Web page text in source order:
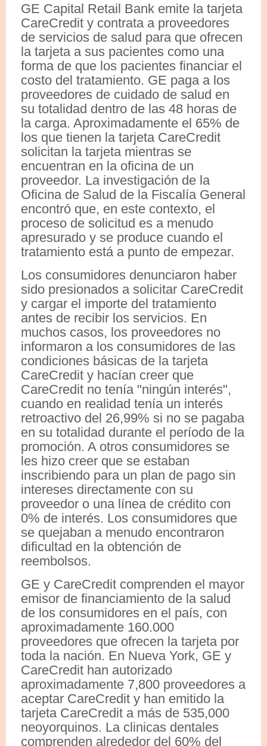
GE Capital Retail Bank emite la tarjeta
CareCredit y contrata a proveedores
de servicios de salud para que ofrecen
la tarjeta a sus pacientes como una
forma de que los pacientes financiar el
costo del tratamiento. GE paga a los
proveedores de cuidado de salud en
su totalidad dentro de las 48 horas de
la carga. Aproximadamente el 65% de
los que tienen la tarjeta CareCredit
solicitan la tarjeta mientras se
encuentran en la oficina de un
proveedor. La investigación de la
Oficina de Salud de la Fiscalía General
encontró que, en este contexto, el
proceso de solicitud es a menudo
apresurado y se produce cuando el
tratamiento está a punto de empezar.
Los consumidores denunciaron haber
sido presionados a solicitar CareCredit
y cargar el importe del tratamiento
antes de recibir los servicios. En
muchos casos, los proveedores no
informaron a los consumidores de las
condiciones básicas de la tarjeta
CareCredit y hacían creer que
CareCredit no tenía "ningún interés",
cuando en realidad tenía un interés
retroactivo del 26,99% si no se pagaba
en su totalidad durante el período de la
promoción. A otros consumidores se
les hizo creer que se estaban
inscribiendo para un plan de pago sin
intereses directamente con su
proveedor o una línea de crédito con
0% de interés. Los consumidores que
se quejaban a menudo encontraron
dificultad en la obtención de
reembolsos.
GE y CareCredit comprenden el mayor
emisor de financiamiento de la salud
de los consumidores en el país, con
aproximadamente 160.000
proveedores que ofrecen la tarjeta por
toda la nación. En Nueva York, GE y
CareCredit han autorizado
aproximadamente 7,800 proveedores a
aceptar CareCredit y han emitido la
tarjeta CareCredit a más de 535,000
neoyorquinos. La clinicas dentales
comprenden alrededor del 60% del